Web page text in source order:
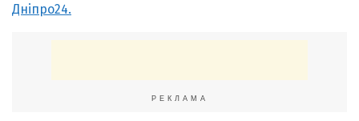
Дніпро24.
РЕКЛАМА